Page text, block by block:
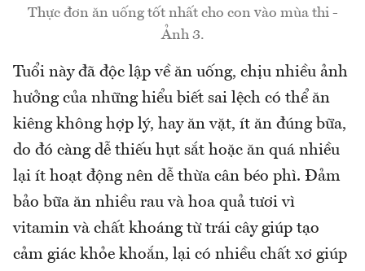
Thực đơn ăn uống tốt nhất cho con vào mùa thi -
Ảnh 3.
Tuổi này đã độc lập về ăn uống, chịu nhiều ảnh
hưởng của những hiểu biết sai lệch có thể ăn
kiêng không hợp lý, hay ăn vặt, ít ăn đúng bữa,
do đó càng dễ thiếu hụt sắt hoặc ăn quá nhiều
lại ít hoạt động nên dễ thừa cân béo phì. Đảm
bảo bữa ăn nhiều rau và hoa quả tươi vì
vitamin và chất khoáng từ trái cây giúp tạo
cảm giác khỏe khoắn, lại có nhiều chất xơ giúp